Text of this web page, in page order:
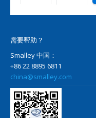
需要帮助？
Smalley 中国：
+86 22 8895 6811
china@smalley.com